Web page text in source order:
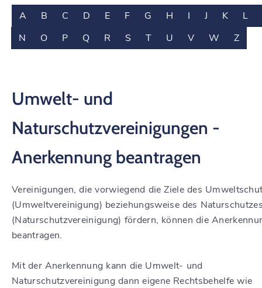
A B C D E F G H I J K
L
N
O P Q R S T U V W Z
Umwelt- und
Naturschutzvereinigungen -
Anerkennung beantragen
Vereinigungen, die vorwiegend die Ziele des
(Umweltvereinigung) beziehungsweise des
(Naturschutzvereinigung) fördern, können die
beantragen.
Mit der Anerkennung kann die Umwelt- und
Naturschutzvereinigung dann eigene Rechtsbehelfe wie